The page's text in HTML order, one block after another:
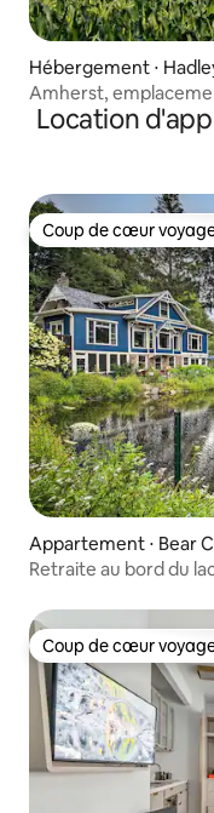
Hébergement ⋅
Amherst,
Location
Coup de cœur
Coup de cœur
Appartement ⋅ Bear
Retraite au bord du
Coup de cœur
Coup de cœur